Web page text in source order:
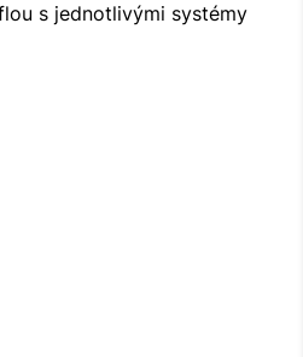
s jednotlivými systémy